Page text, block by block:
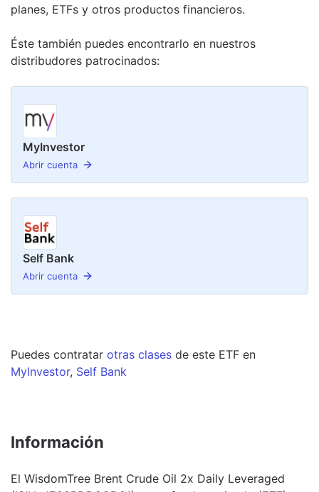
planes, ETFs y otros productos financieros.
Éste también puedes encontrarlo en nuestros
distribudores patrocinados:
MyInvestor
Abrir cuenta
Self Bank
Abrir cuenta
Puedes contratar otras clases de este ETF en
MyInvestor, Self Bank
Información
El WisdomTree Brent Crude Oil 2x Daily Leveraged